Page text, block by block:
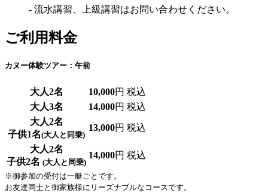
- 流水講習、上級講習はお問い合わせください。
ご利用料金
カヌー体験ツアー：午前
大人2名 10,000円 税込
大人3名
14,000円 税込
大人2名
子供1名(大人と同乗)
13,000円 税込
大人2名
子供2名 (大人と同乗)
14,000円 税込
※御参加の受付は一艇ごとです。
お友達同士と御家族様にリーズナブルなコースです。